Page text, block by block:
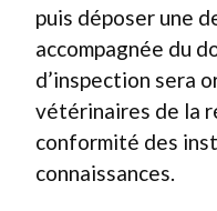
puis déposer une
accompagnée du
d’inspection sera
vétérinaires de la
conformité des
connaissances.